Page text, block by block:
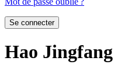
Se connecter
Hao Jingfang